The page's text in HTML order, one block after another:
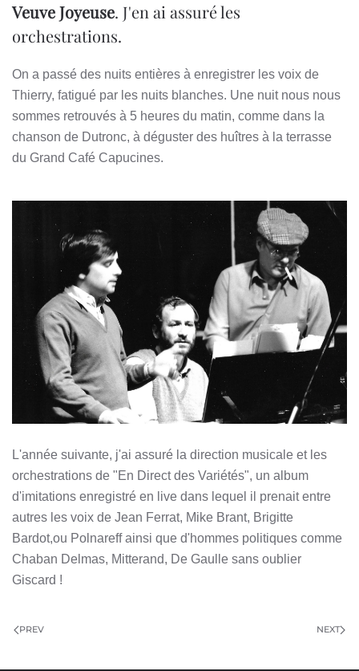
Veuve Joyeuse. J'en ai assuré les
orchestrations.
On a passé des nuits entières à enregistrer les voix de
Thierry, fatigué par les nuits blanches. Une nuit nous nous
sommes retrouvés à 5 heures du matin, comme dans la
chanson de Dutronc, à déguster des huîtres à la terrasse
du Grand Café Capucines.
L'année suivante, j'ai assuré la direction musicale et les
orchestrations de "En Direct des Variétés", un album
d'imitations enregistré en live dans lequel il prenait entre
autres les voix de Jean Ferrat, Mike Brant, Brigitte
Bardot,ou Polnareff ainsi que d'hommes politiques comme
Chaban Delmas, Mitterand, De Gaulle sans oublier
Giscard !
PREV NEXT